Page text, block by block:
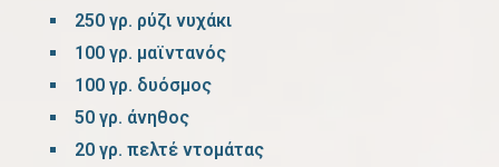
250 γρ. ρύζι νυχάκι
100 γρ. μαϊντανός
100 γρ. δυόσμος
50 γρ. άνηθος
20 γρ. πελτέ ντομάτας